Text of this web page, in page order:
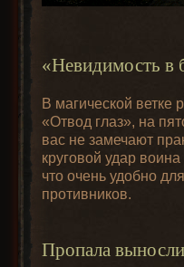
«Невидимость в
В магической ветке
«Отвод глаз», на
вас не замечают
круговой удар
что очень удобно
противников.
Пропала